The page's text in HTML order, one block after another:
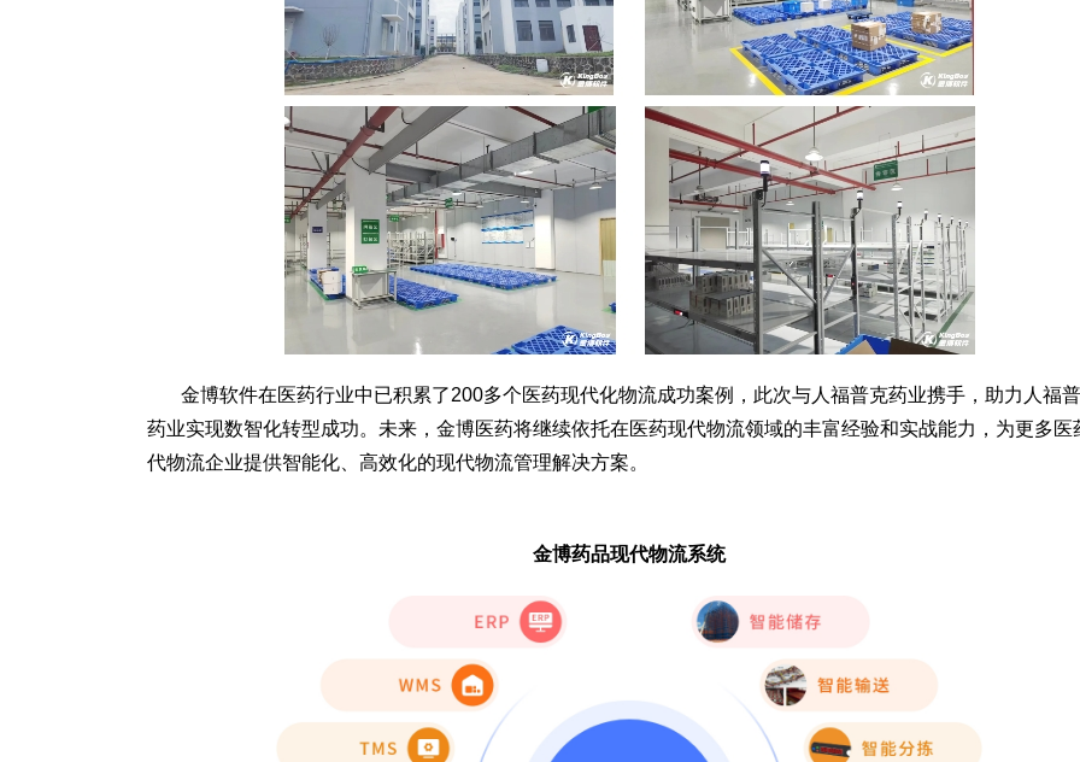
金博软件在医药行业中已积累了200多个医药现代化物流成功案例，此次与人福普克药业携手，助力人福
药业实现数智化转型成功。未来，金博医药将继续依托在医药现代物流领域的丰富经验和实战能力，为更多医
代物流企业提供智能化、高效化的现代物流管理解决方案。
金博药品现代物流系统